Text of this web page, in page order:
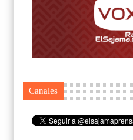
Canales